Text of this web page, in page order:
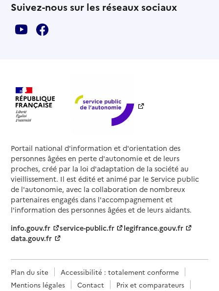
Suivez-nous sur les réseaux sociaux
Portail national d'information et d'orientation des
personnes âgées en perte d'autonomie et de leurs
proches, créé par la loi d'adaptation de la société au
vieillissement. Il est édité et animé par le Service public
de l'autonomie, avec la collaboration de nombreux
partenaires engagés dans l'accompagnement et
l'information des personnes âgées et de leurs aidants.
info.gouv.fr
service-public.fr
legifrance.gouv.fr
data.gouv.fr
Plan du site
Accessibilité : totalement conforme
Mentions légales
Contact
Prix et comparateurs